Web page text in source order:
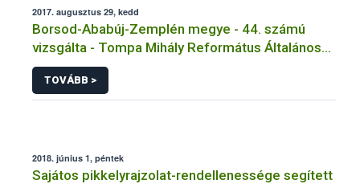
2017. augusztus 29, kedd
Borsod-Ababúj-Zemplén megye - 44. számú
vizsgálta - Tompa Mihály Református Általános
Iskola Tálalókonyha - Kazinczbarcika
TOVÁBB >
2018. június 1, péntek
Sajátos pikkelyrajzolat-rendellenessége segített